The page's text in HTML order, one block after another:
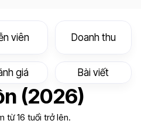
viên Doanh thu
giá Bài viết
(2026)
từ 16 tuổi trở lên.